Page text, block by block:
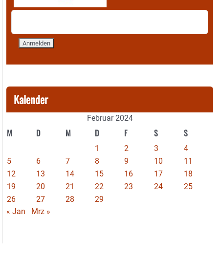
Kalender
Februar 2024
M D M D F S S
1 2 3
4
5
6 7 8 9 10
11
12
13 14 15 16 17
18
19
20 21 22 23 24
25
26
27 28
29
« Jan
Mrz »